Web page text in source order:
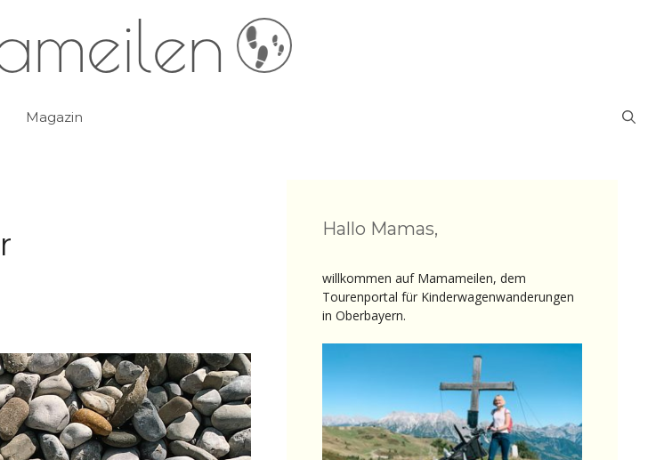
Magazin
Hallo Mamas,
willkommen auf Mamameilen, dem
Tourenportal für Kinderwagenwanderungen
in Oberbayern.